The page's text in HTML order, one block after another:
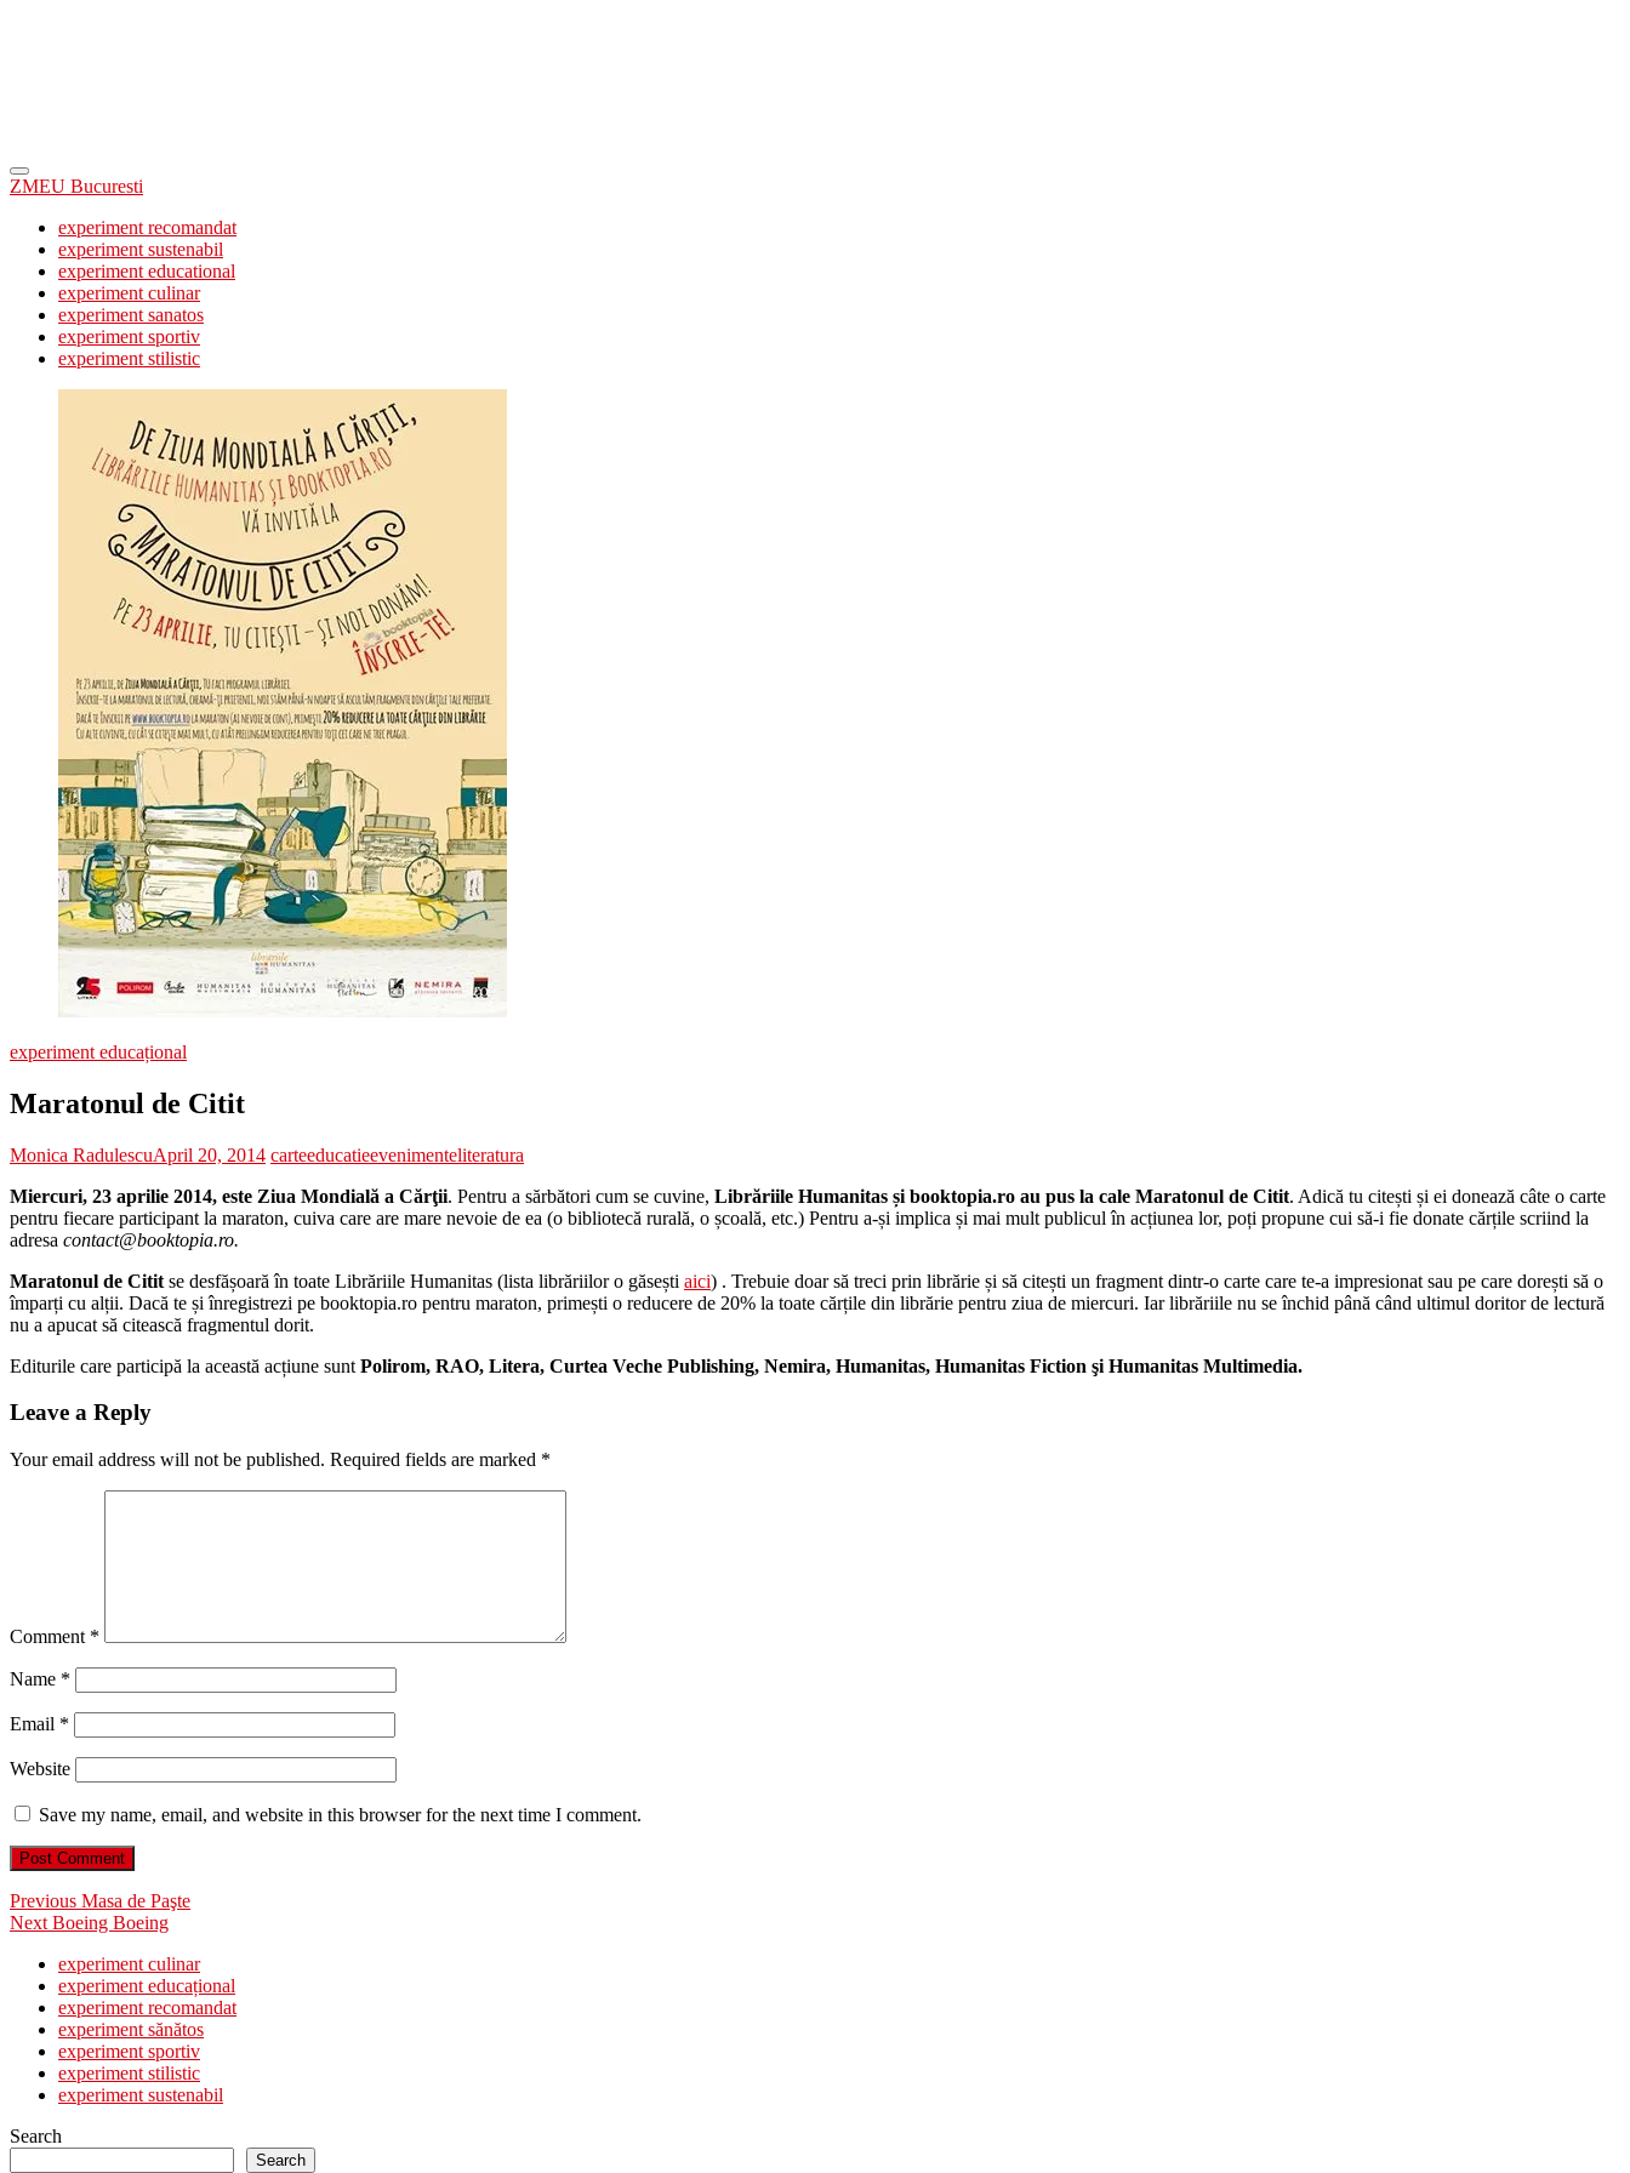
ZMEU Bucuresti
experiment recomandat
experiment sustenabil
experiment educational
experiment culinar
experiment sanatos
experiment sportiv
experiment stilistic
experiment educațional
Maratonul de Citit
Monica RadulescuApril 20, 2014 carteeducatieevenimenteliteratura
Miercuri, 23 aprilie 2014, este Ziua Mondială a Cărţii. Pentru a sărbători cum se cuvine, Librăriile Humanitas și booktopia.ro au pus la cale Maratonul de Citit. Adică tu citești și ei donează câte o carte
pentru fiecare participant la maraton, cuiva care are mare nevoie de ea (o bibliotecă rurală, o școală, etc.) Pentru a-și implica și mai mult publicul în acțiunea lor, poți propune cui să-i fie donate cărțile scriind la
adresa contact@booktopia.ro.
Maratonul de Citit se desfășoară în toate Librăriile Humanitas (lista librăriilor o găsești aici) . Trebuie doar să treci prin librărie și să citești un fragment dintr-o carte care te-a impresionat sau pe care dorești să o
împarți cu alții. Dacă te și înregistrezi pe booktopia.ro pentru maraton, primești o reducere de 20% la toate cărțile din librărie pentru ziua de miercuri. Iar librăriile nu se închid până când ultimul doritor de lectură
nu a apucat să citească fragmentul dorit.
Editurile care participă la această acțiune sunt Polirom, RAO, Litera, Curtea Veche Publishing, Nemira, Humanitas, Humanitas Fiction şi Humanitas Multimedia.
Leave a Reply
Your email address will not be published. Required fields are marked *
Comment *
Name *
Email *
Website
Save my name, email, and website in this browser for the next time I comment.
Post
navigation
Previous Previous
post:
Masa de Paşte
Next Next
Boeing Boeing
experiment culinar
experiment educațional
experiment recomandat
experiment sănătos
experiment sportiv
experiment stilistic
experiment sustenabil
Search
Search